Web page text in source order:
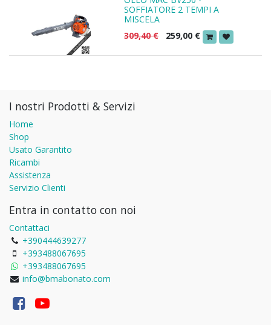
SOFFIATORE 2 TEMPI A
MISCELA
309,40€ 259,00 €
I nostri Prodotti & Servizi
Home
Shop
Usato Garantito
Ricambi
Assistenza
Servizio Clienti
Entra in contatto con noi
Contattaci
+390444639277
+393488067695
+393488067695
info@bmabonato.com